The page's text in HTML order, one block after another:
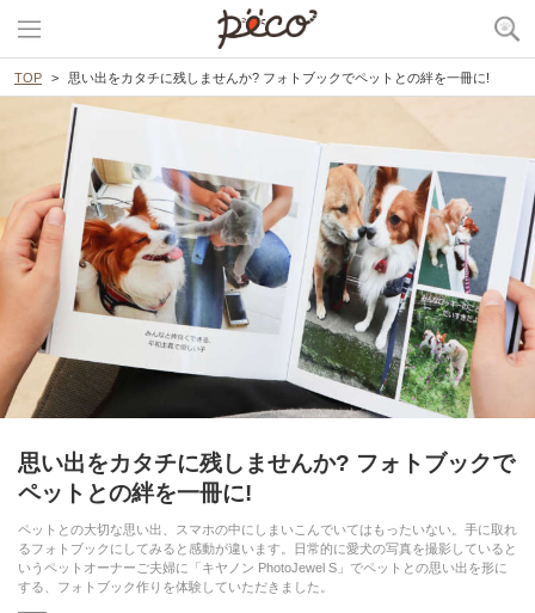
TOP 思い出をカタチに残しませんか? フォトブックでペットとの絆を一冊に!
思い出をカタチに残しませんか? フォトブックで
ペットとの絆を一冊に!
ペットとの大切な思い出、スマホの中にしまいこんでいてはもったいない。手に取れ
るフォトブックにしてみると感動が違います。日常的に愛犬の写真を撮影していると
いうペットオーナーご夫婦に「キヤノン PhotoJewel S」でペットとの思い出を形に
する、フォトブック作りを体験していただきました。